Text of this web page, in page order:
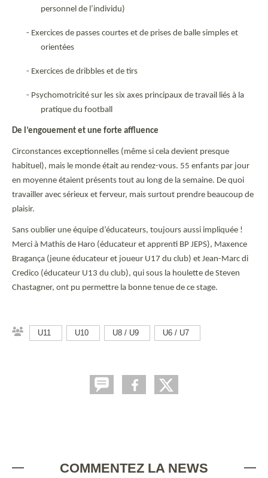
personnel de l’individu)
- Exercices de passes courtes et de prises de balle simples et
orientées
- Exercices de dribbles et de tirs
- Psychomotricité sur les six axes principaux de travail liés à la
pratique du football
De l’engouement et une forte affluence
Circonstances exceptionnelles (même si cela devient presque
habituel), mais le monde était au rendez-vous. 55 enfants par jour
en moyenne étaient présents tout au long de la semaine. De quoi
travailler avec sérieux et ferveur, mais surtout prendre beaucoup de
plaisir.
Sans oublier une équipe d’éducateurs, toujours aussi impliquée !
Merci à Mathis de Haro (éducateur et apprenti BP JEPS), Maxence
Bragança (jeune éducateur et joueur U17 du club) et Jean-Marc di
Credico (éducateur U13 du club), qui sous la houlette de Steven
Chastagner, ont pu permettre la bonne tenue de ce stage.
U11 U10 U8 / U9 U6 / U7
COMMENTEZ LA NEWS